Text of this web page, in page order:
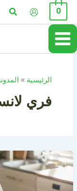
تخطي
المحتوى
0 البحث
الرئيسية
فري